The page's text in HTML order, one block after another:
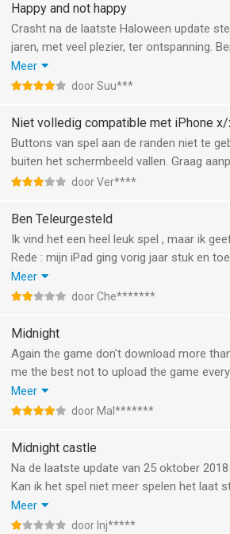
Happy and not happy
Crasht na de laatste Haloween update
jaren, met veel plezier, ter ontspanning.
dit is een leuke afleiding. Maar na de
ben ik de behaalde punten kwijt. Helaas
spelletje, maar vind het toch jammer. Wil
Meer
door Suu***
Niet volledig compatible met iPhone
Buttons van spel aan de randen niet te
buiten het schermbeeld vallen. Graag
door Ver****
Ben Teleurgesteld
Ik vind het een heel leuk spel , maar ik
Rede : mijn iPad ging vorig jaar stuk en
en midnight installeerde moest ik
was op level 22 daarom speel ik bijna niet
Meer
door Che*******
Midnight
Again the game don't download more
me the best not to upload the game
the second time this problem appears.
Can't you give the choice to upload/ or not.
Marijke
Meer
door Mal*******
Midnight castle
Na de laatste update van 25 oktober 2018
Kan ik het spel niet meer spelen het laat
99% om me er vervolgens weer uit te
ook probeer.
Meer
door Inj*****